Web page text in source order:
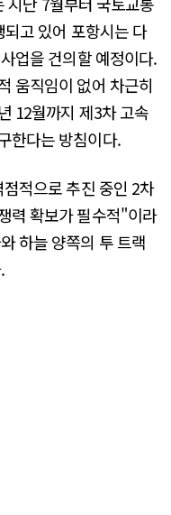
고 있어 포항시는 다
업을 건의할 예정이다.
움직임이 없어 차근히
12월까지 제3차 고속
한다는 방침이다.
적으로 추진 중인 2차
력 확보가 필수적"이라
하늘 양쪽의 투 트랙